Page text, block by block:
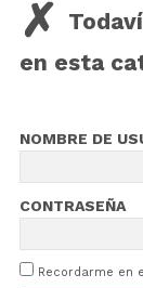
en esta
NOMBRE DE
CONTRASEÑA
Recordarme en